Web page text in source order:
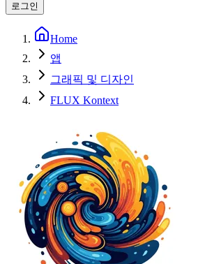
로그인
Home
앱
그래픽 및 디자인
FLUX Kontext